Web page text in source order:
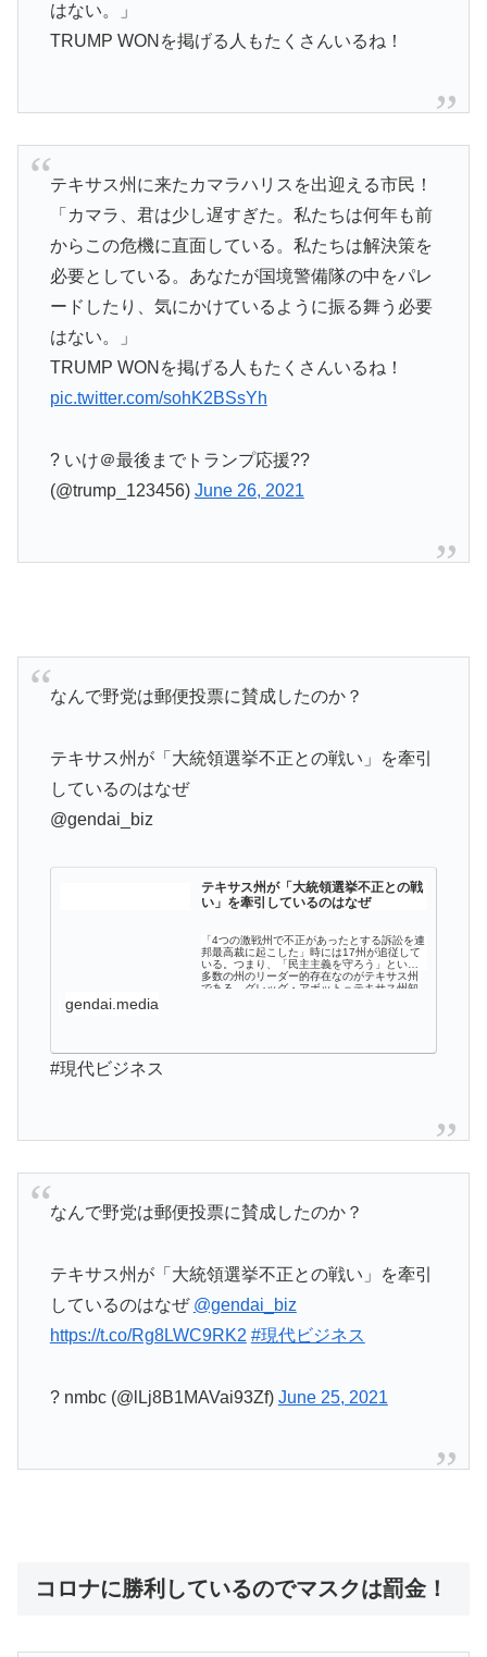
はない。」
TRUMP WONを掲げる人もたくさんいるね！
テキサス州に来たカマラハリスを出迎える市民！
「カマラ、君は少し遅すぎた。私たちは何年も前
からこの危機に直面している。私たちは解決策を
必要としている。あなたが国境警備隊の中をパレ
ードしたり、気にかけているように振る舞う必要
はない。」
TRUMP WONを掲げる人もたくさんいるね！
pic.twitter.com/sohK2BSsYh
? いけ＠最後までトランプ応援??
(@trump_123456) June 26, 2021
なんで野党は郵便投票に賛成したのか？
テキサス州が「大統領選挙不正との戦い」を牽引
しているのはなぜ
@gendai_biz
テキサス州が「大統領選挙不正との戦
い」を牽引しているのはなぜ
「4つの激戦州で不正があったとする訴訟を連
邦最高裁に起こした」時には17州が追従して
いる。つまり、「民主主義を守ろう」という
多数の州のリーダー的存在なのがテキサス州
である。グレッグ・アボット＝テキサス州知
gendai.media
#現代ビジネス
なんで野党は郵便投票に賛成したのか？
テキサス州が「大統領選挙不正との戦い」を牽引
しているのはなぜ @gendai_biz
https://t.co/Rg8LWC9RK2 #現代ビジネス
? nmbc (@lLj8B1MAVai93Zf) June 25, 2021
コロナに勝利しているのでマスクは罰金！